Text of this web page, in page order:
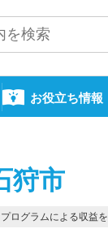
お役立ち情報
狩市
ログラムによる収益を